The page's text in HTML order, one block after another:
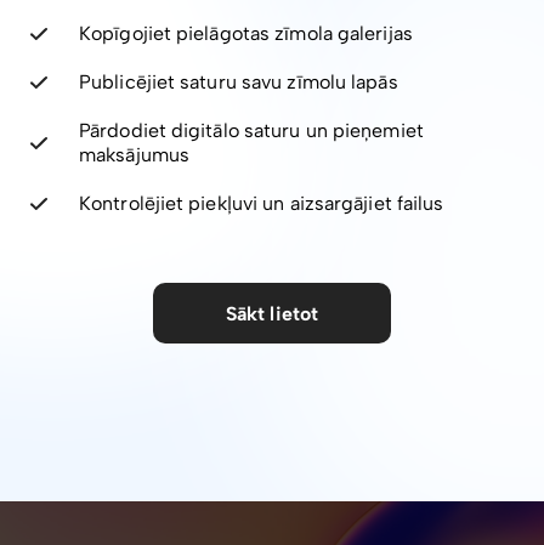
Kopīgojiet pielāgotas zīmola galerijas
Publicējiet saturu savu zīmolu lapās
Pārdodiet digitālo saturu un pieņemiet
maksājumus
Kontrolējiet piekļuvi un aizsargājiet failus
Sākt lietot